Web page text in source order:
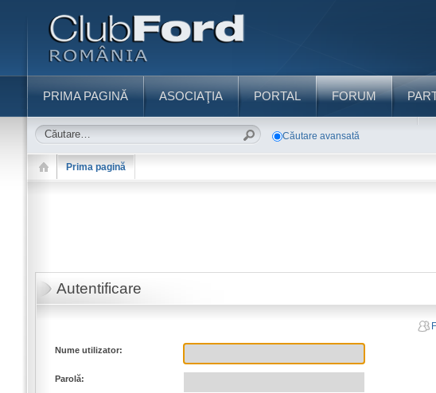
PRIMA PAGINĂ ASOCIAŢIA PORTAL FORUM
Căutare avansată
Prima pagină
Autentificare
Nume utilizator:
Parolă: